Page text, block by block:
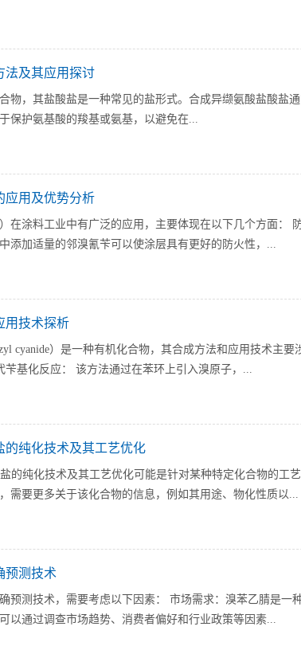
法及其应用探讨
物，其盐酸盐是一种常见的盐形式。合成异缬氨酸盐酸盐
保护氨基酸的羧基或氨基，以避免在...
应用及优势分析
在涂料工业中有广泛的应用，主要体现在以下几个方面：
添加适量的邻溴氰苄可以使涂层具有更好的防火性，...
用技术探析
cyanide）是一种有机化合物，其合成方法和应用技术主
苄基化反应： 该方法通过在苯环上引入溴原子，...
纯化技术及其工艺优化
的纯化技术及其工艺优化可能是针对某种特定化合物的工
需要更多关于该化合物的信息，例如其用途、物化性质以...
预测技术
预测技术，需要考虑以下因素： 市场需求：溴苯乙腈是一
以通过调查市场趋势、消费者偏好和行业政策等因素...